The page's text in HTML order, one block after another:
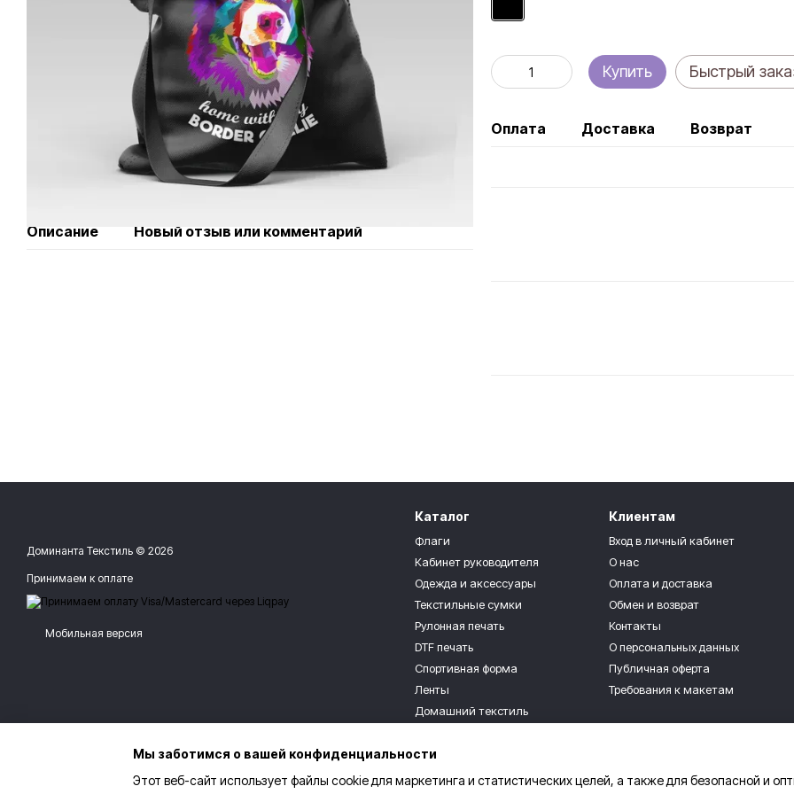
Описание Новый отзыв или комментарий
Купить Быстрый
Оплата Доставка Возврат
Доминанта Текстиль © 2026
Принимаем к оплате
Мобильная версия
Каталог
Флаги
Кабинет руководителя
Одежда и аксессуары
Текстильные сумки
Рулонная печать
DTF печать
Спортивная форма
Ленты
Домашний текстиль
Для детей
Клиентам
Вход в личный кабинет
О нас
Оплата и доставка
Обмен и возврат
Контакты
О персональных данных
Публичная оферта
Требования к макетам
Мы заботимся о вашей конфиденциальности
Этот веб-сайт использует файлы cookie для маркетинга и статистических целей, а также для безопасной и